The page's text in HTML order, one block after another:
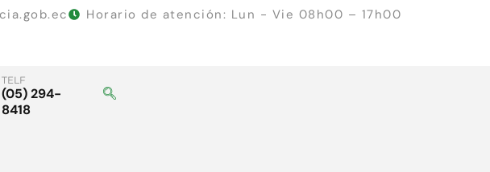
Horario de atención: Lun - Vie 08h00 – 17h00
TELF
(05) 294-
8418